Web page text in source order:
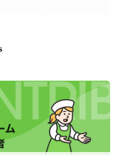
活用しながら自己成長を促
たの新しいキャリアをスター
たの成果を最大化